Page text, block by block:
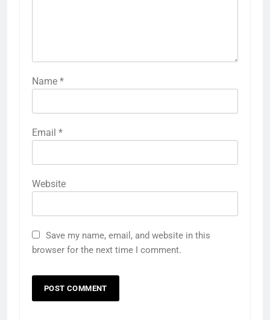
Name *
Email *
Website
Save my name, email, and website in this
browser for the next time I comment.